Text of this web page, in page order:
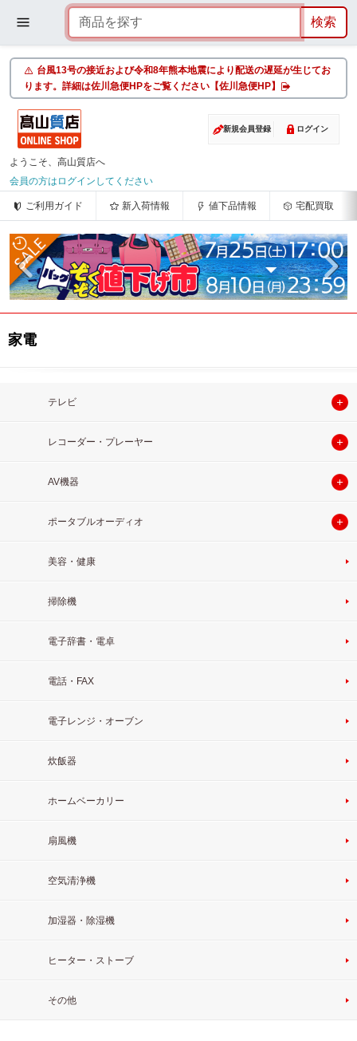
台風13号の接近および令和8年熊本地震により配送の遅延が生じてお
ります。詳細は佐川急便HPをご覧ください【佐川急便HP】
新規会員登録 ログイン
ようこそ、高山質店へ
会員の方はログインしてください
ご利用ガイド 新入荷情報 値下品情報 宅配買取
家電
テレビ
レコーダー・プレーヤー
AV機器
ポータブルオーディオ
美容・健康
掃除機
電子辞書・電卓
電話・FAX
電子レンジ・オーブン
炊飯器
ホームベーカリー
扇風機
空気清浄機
加湿器・除湿機
ヒーター・ストーブ
その他